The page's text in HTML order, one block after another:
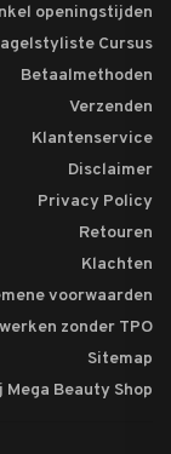
openingstijden
Cursus
Betaalmethoden
Verzenden
Klantenservice
Disclaimer
Privacy Policy
Retouren
Klachten
voorwaarden
zonder TPO
Sitemap
Beauty Shop